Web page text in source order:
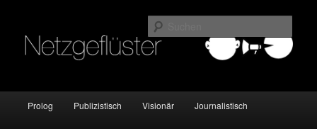
Netzgeflüster
Zum
Zum
Prolog Publizistisch Visionär Journalistisch